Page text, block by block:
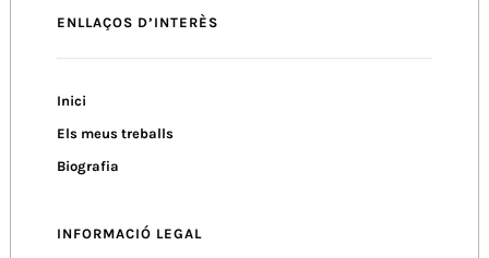
ENLLAÇOS D’INTERÈS
Inici
Els meus treballs
Biografia
INFORMACIÓ LEGAL